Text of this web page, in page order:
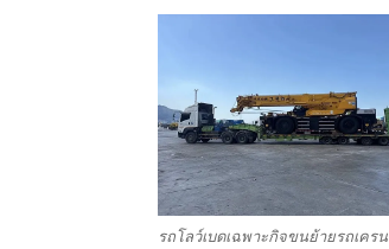
รถโลว์เบดเฉพาะกิจขนย้ายรถเครน